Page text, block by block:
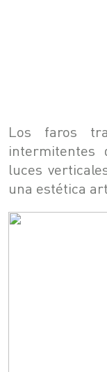
Los faros
intermitentes
luces
una estética